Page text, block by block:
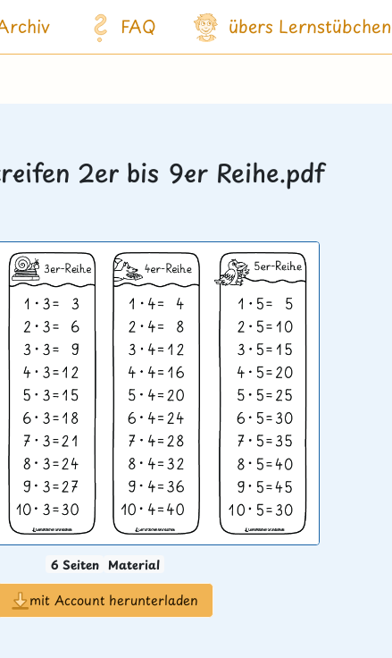
FAQ übers Lernstübchen
2er bis 9er Reihe.pdf
6 Seiten Material
mit Account herunterladen